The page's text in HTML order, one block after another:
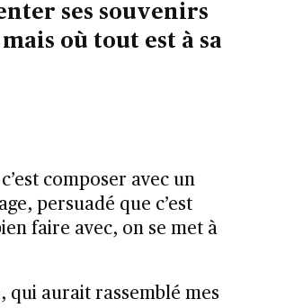
ses souvenirs
où tout est à sa
composer avec un
persuadé que c’est
faire avec, on se met à
qui aurait rassemblé mes